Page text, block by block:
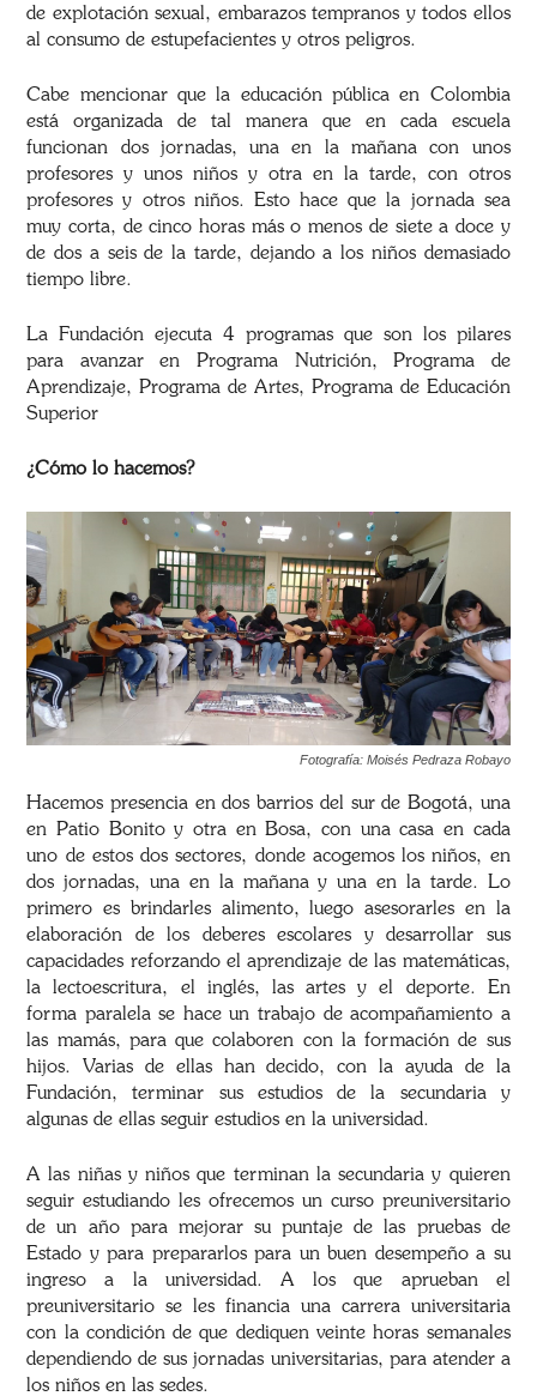
de explotación sexual, embarazos tempranos y todos ellos
al consumo de estupefacientes y otros peligros.
Cabe mencionar que la educación pública en Colombia
está organizada de tal manera que en cada escuela
funcionan dos jornadas, una en la mañana con unos
profesores y unos niños y otra en la tarde, con otros
profesores y otros niños. Esto hace que la jornada sea
muy corta, de cinco horas más o menos de siete a doce y
de dos a seis de la tarde, dejando a los niños demasiado
tiempo libre.
La Fundación ejecuta 4 programas que son los pilares
para avanzar en Programa Nutrición, Programa de
Aprendizaje, Programa de Artes, Programa de Educación
Superior
¿Cómo lo hacemos?
Fotografía: Moisés Pedraza Robayo
Hacemos presencia en dos barrios del sur de Bogotá, una
en Patio Bonito y otra en Bosa, con una casa en cada
uno de estos dos sectores, donde acogemos los niños, en
dos jornadas, una en la mañana y una en la tarde. Lo
primero es brindarles alimento, luego asesorarles en la
elaboración de los deberes escolares y desarrollar sus
capacidades reforzando el aprendizaje de las matemáticas,
la lectoescritura, el inglés, las artes y el deporte. En
forma paralela se hace un trabajo de acompañamiento a
las mamás, para que colaboren con la formación de sus
hijos. Varias de ellas han decido, con la ayuda de la
Fundación, terminar sus estudios de la secundaria y
algunas de ellas seguir estudios en la universidad.
A las niñas y niños que terminan la secundaria y quieren
seguir estudiando les ofrecemos un curso preuniversitario
de un año para mejorar su puntaje de las pruebas de
Estado y para prepararlos para un buen desempeño a su
ingreso a la universidad. A los que aprueban el
preuniversitario se les financia una carrera universitaria
con la condición de que dediquen veinte horas semanales
dependiendo de sus jornadas universitarias, para atender a
los niños en las sedes.